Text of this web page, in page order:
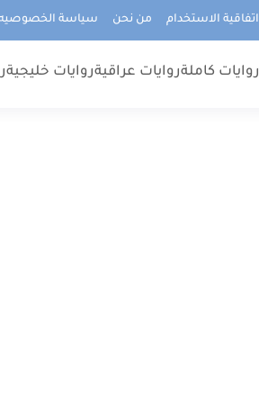
اتفاقية الاستخدام من نحن سياسة
روايات كاملةروايات عراقيةروايات خليجية